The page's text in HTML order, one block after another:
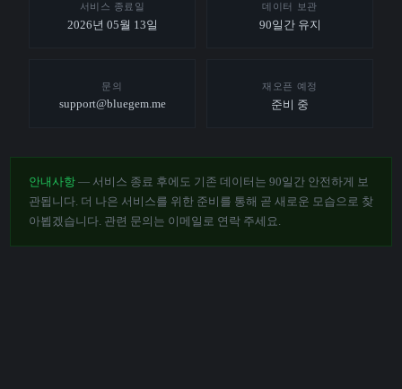
서비스 종료일
2026년 05월 13일
데이터 보관
90일간 유지
문의
support@bluegem.me
재오픈 예정
준비 중
안내사항 — 서비스 종료 후에도 기존 데이터는 90일간 안전하게 보
관됩니다. 더 나은 서비스를 위한 준비를 통해 곧 새로운 모습으로 찾
아뵙겠습니다. 관련 문의는 이메일로 연락 주세요.